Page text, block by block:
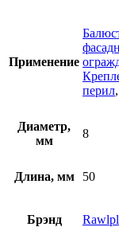
Применение
перил,
Диаметр,
мм
8
Длина, мм 50
Брэнд